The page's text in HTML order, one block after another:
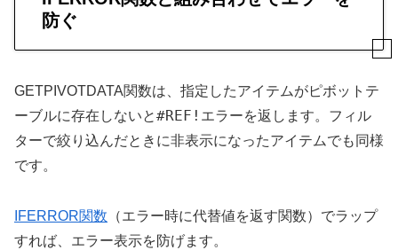
防ぐ
GETPIVOTDATA関数は、指定したアイテムがピボットテ
ーブルに存在しないと#REF! エラーを返します。フィル
ターで絞り込んだときに非表示になったアイテムでも同様
です。
IFERROR関数 （エラー時に代替値を返す関数）でラップ
すれば、エラー表示を防げます。